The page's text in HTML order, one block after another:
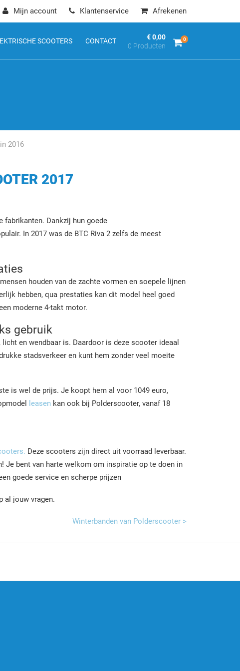
Mijn account Klantenservice Afrekenen
0
€ 0,00
0 Producten
SCOOTERS CONTACT
2016
2017
fabrikanten. Dankzij hun goede
In 2017 was de BTC Riva 2 zelfs de meest
houden van de zachte vormen en soepele lijnen
hebben, qua prestaties kan dit model heel goed
moderne 4-takt motor.
gebruik
en wendbaar is. Daardoor is deze scooter ideaal
stadsverkeer en kunt hem zonder veel moeite
is wel de prijs. Je koopt hem al voor 1049 euro,
leasenkan ook bij Polderscooter, vanaf 18
Deze scooters zijn direct uit voorraad leverbaar.
Je bent van harte welkom om inspiratie op te doen in
goede service en scherpe prijzen
al jouw vragen.
Winterbanden van Polderscooter >